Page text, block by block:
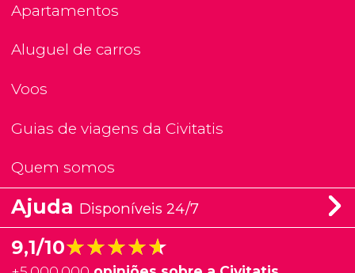
Apartamentos
Aluguel de carros
Voos
Guias de viagens da Civitatis
Quem somos
Ajuda Disponíveis 24/7
9,1/10★★★★★
★★★★★